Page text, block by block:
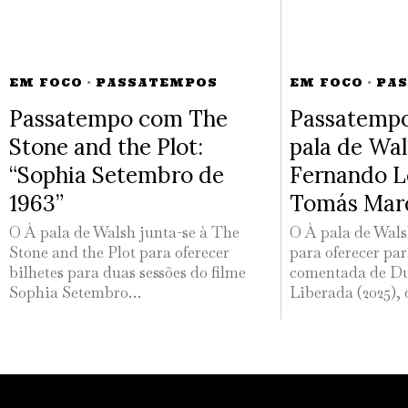
EM FOCO · PASSATEMPOS
Passatempo com The
Stone and the Plot:
“Sophia Setembro de
1963”
O À pala de Walsh junta-se à The
Stone and the Plot para oferecer
bilhetes para duas sessões do filme
Sophia Setembro…
EM FOCO ·
pala de
Fernando
Tomás
O À pala de
para oferecer
comentada de
Liberada